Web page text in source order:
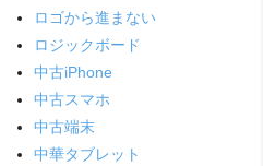
ロゴから進まない
ロジックボード
中古iPhone
中古スマホ
中古端末
中華タブレット